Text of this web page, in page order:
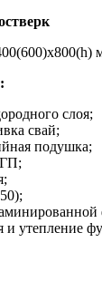
слоя;
свай;
подушка;
и утепление